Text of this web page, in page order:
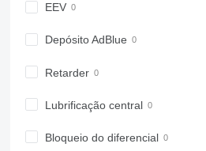
EEV
Depósito AdBlue
Retarder
Lubrificação central
Bloqueio do diferencial